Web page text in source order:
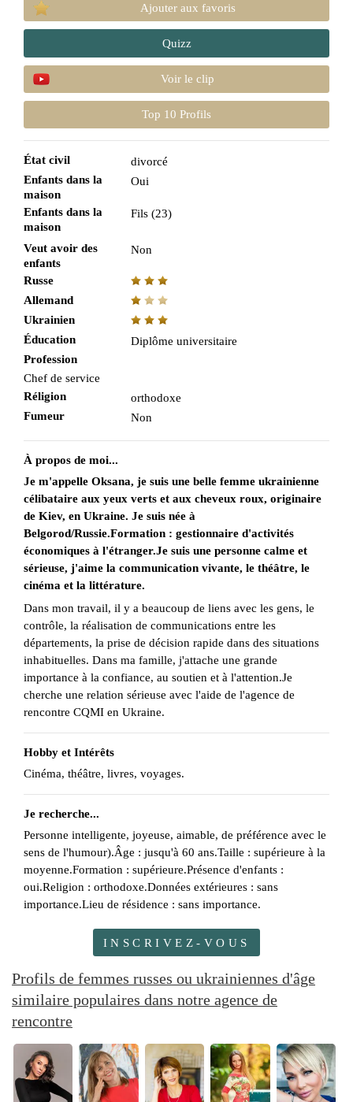
Ajouter aux favoris
Quizz
Voir le clip
Top 10 Profils
État civil
divorcé
Enfants dans la
maison
Oui
Enfants dans la
maison
Fils (23)
Veut avoir des
enfants
Non
Russe
Allemand
Ukrainien
Éducation
Diplôme universitaire
Profession
Chef de service
Réligion
orthodoxe
Fumeur
Non
À propos de moi...
Je m'appelle Oksana, je suis une belle femme ukrainienne
célibataire aux yeux verts et aux cheveux roux, originaire
de Kiev, en Ukraine. Je suis née à
Belgorod/Russie.Formation : gestionnaire d'activités
économiques à l'étranger.Je suis une personne calme et
sérieuse, j'aime la communication vivante, le théâtre, le
cinéma et la littérature.
Dans mon travail, il y a beaucoup de liens avec les gens, le
contrôle, la réalisation de communications entre les
départements, la prise de décision rapide dans des situations
inhabituelles. Dans ma famille, j'attache une grande
importance à la confiance, au soutien et à l'attention.Je
cherche une relation sérieuse avec l'aide de l'agence de
rencontre CQMI en Ukraine.
Hobby et Intérêts
Cinéma, théâtre, livres, voyages.
Je recherche...
Personne intelligente, joyeuse, aimable, de préférence avec le
sens de l'humour).Âge : jusqu'à 60 ans.Taille : supérieure à la
moyenne.Formation : supérieure.Présence d'enfants :
oui.Religion : orthodoxe.Données extérieures : sans
importance.Lieu de résidence : sans importance.
INSCRIVEZ-VOUS
Profils de femmes russes ou ukrainiennes d'âge
similaire populaires dans notre agence de
rencontre